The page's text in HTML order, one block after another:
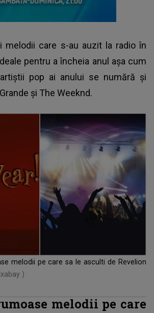
melodii care s-au auzit la radio în
pentru a încheia anul așa cum
pop ai anului se numără și
și The Weeknd.
melodii pe care sa le asculti de Revelion
)
melodii pe care